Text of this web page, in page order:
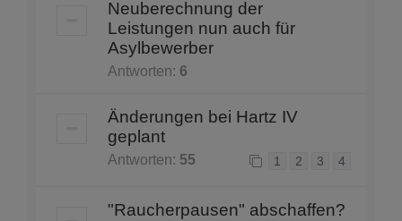
Neuberechnung der
Leistungen nun auch für
Asylbewerber
Antworten: 6
Änderungen bei Hartz IV
geplant
Antworten: 55 1 2 3 4
"Raucherpausen" abschaffen?